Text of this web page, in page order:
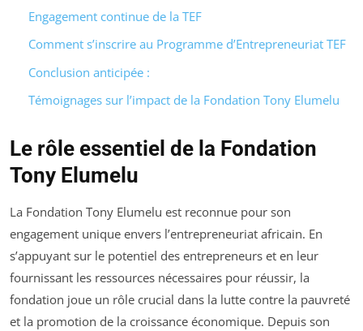
Engagement continue de la TEF
Comment s’inscrire au Programme d’Entrepreneuriat TEF
Conclusion anticipée :
Témoignages sur l’impact de la Fondation Tony Elumelu
Le rôle essentiel de la Fondation
Tony Elumelu
La Fondation Tony Elumelu est reconnue pour son
engagement unique envers l’entrepreneuriat africain. En
s’appuyant sur le potentiel des entrepreneurs et en leur
fournissant les ressources nécessaires pour réussir, la
fondation joue un rôle crucial dans la lutte contre la pauvreté
et la promotion de la croissance économique. Depuis son